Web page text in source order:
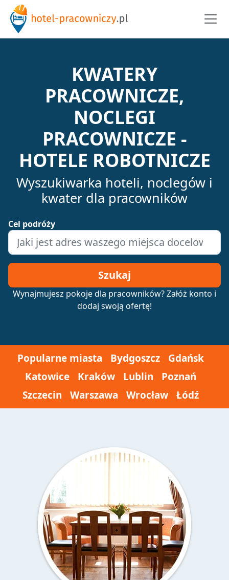
KWATERY
PRACOWNICZE,
NOCLEGI
PRACOWNICZE -
HOTELE ROBOTNICZE
Wyszukiwarka hoteli, noclegów i
kwater dla pracowników
Cel podróży
Szukaj
Wynajmujesz pokoje dla pracowników? Załóż konto i
dodaj swoją ofertę!
Popularne miasta Bydgoszcz
Gdańsk
Katowice
Kraków Lublin
Poznań
Szczecin
Warszawa Wrocław Łódź